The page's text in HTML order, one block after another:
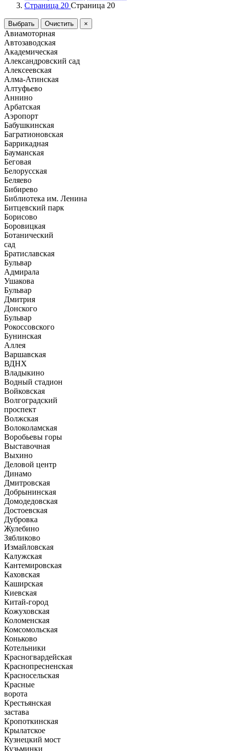
Страница 20 Страница 20
Выбрать Очистить ×
Авиамоторная
Автозаводская
Академическая
Александровский сад
Алексеевская
Алма-Атинская
Алтуфьево
Аннино
Арбатская
Аэропорт
Бабушкинская
Багратионовская
Баррикадная
Бауманская
Беговая
Белорусская
Беляево
Бибирево
Библиотека им. Ленина
Битцевский парк
Борисово
Боровицкая
Ботанический
сад
Братиславская
Бульвар
Адмирала
Ушакова
Бульвар
Дмитрия
Донского
Бульвар
Рокоссовского
Бунинская
Аллея
Варшавская
ВДНХ
Владыкино
Водный стадион
Войковская
Волгоградский
проспект
Волжская
Волоколамская
Воробьевы горы
Выставочная
Выхино
Деловой центр
Динамо
Дмитровская
Добрынинская
Домодедовская
Достоевская
Дубровка
Жулебино
Зябликово
Измайловская
Калужская
Кантемировская
Каховская
Каширская
Киевская
Китай-город
Кожуховская
Коломенская
Комсомольская
Коньково
Котельники
Красногвардейская
Краснопресненская
Красносельская
Красные
ворота
Крестьянская
застава
Кропоткинская
Крылатское
Кузнецкий мост
Кузьминки